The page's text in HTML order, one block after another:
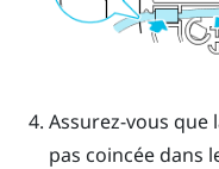
Assurez-vous que
pas coincée dans